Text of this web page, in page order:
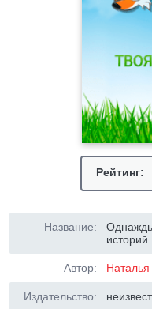
Рейтинг:
Название:
историй
Автор:
Издательство: